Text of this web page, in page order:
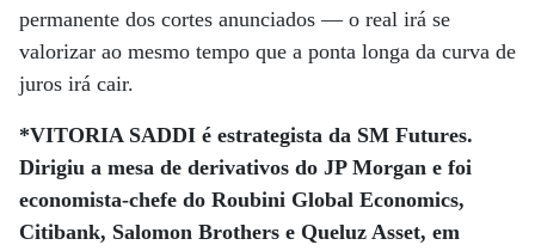
permanente dos cortes anunciados — o real irá se
valorizar ao mesmo tempo que a ponta longa da curva de
juros irá cair.
*VITORIA SADDI é estrategista da SM Futures.
Dirigiu a mesa de derivativos do JP Morgan e foi
economista-chefe do Roubini Global Economics,
Citibank, Salomon Brothers e Queluz Asset, em